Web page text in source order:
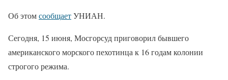
Об этомсообщаетУНИАН.
Сегодня, 15 июня, Мосгорсуд приговорил бывшего
американского морского пехотинца к 16 годам колонии
строгого режима.